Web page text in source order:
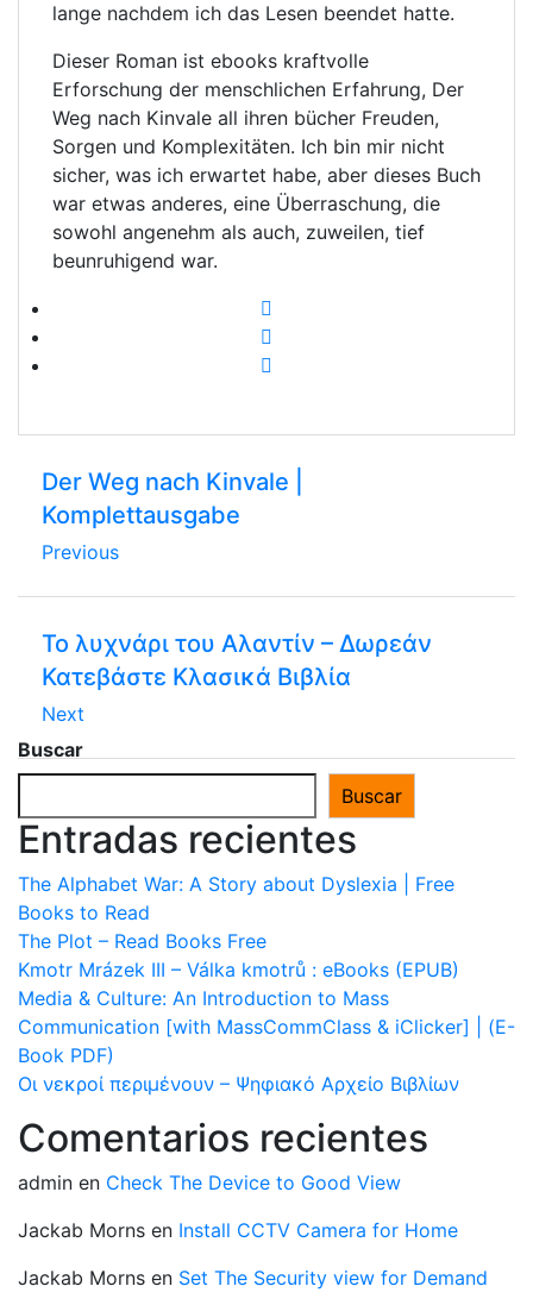
lange nachdem ich das Lesen beendet hatte.
Dieser Roman ist ebooks kraftvolle
Erforschung der menschlichen Erfahrung, Der
Weg nach Kinvale all ihren bücher Freuden,
Sorgen und Komplexitäten. Ich bin mir nicht
sicher, was ich erwartet habe, aber dieses Buch
war etwas anderes, eine Überraschung, die
sowohl angenehm als auch, zuweilen, tief
beunruhigend war.
Der Weg nach Kinvale |
Komplettausgabe
Previous
Το λυχνάρι του Αλαντίν – Δωρεάν
Κατεβάστε Κλασικά Βιβλία
Next
Buscar
Buscar
Entradas recientes
The Alphabet War: A Story about Dyslexia | Free
Books to Read
The Plot – Read Books Free
Kmotr Mrázek III – Válka kmotrů : eBooks (EPUB)
Media & Culture: An Introduction to Mass
Communication [with MassCommClass & iClicker] | (E-
Book PDF)
Οι νεκροί περιμένουν – Ψηφιακό Αρχείο Βιβλίων
Comentarios recientes
admin en Check The Device to Good View
Jackab Morns en Install CCTV Camera for Home
Jackab Morns en Set The Security view for Demand